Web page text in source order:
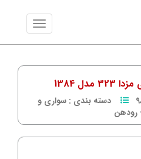
1384
دسته بندی : سواری و
رودهن